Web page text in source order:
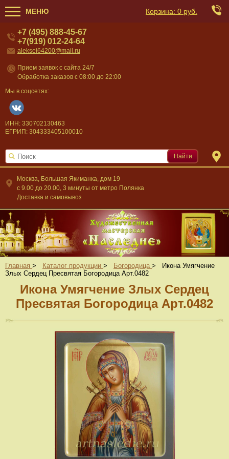
МЕНЮ Корзина: 0 руб.
Москва, Большая Якиманка, дом 19
c 9.00 до 20.00, 3 минуты от метро Полянка
Доставка и самовывоз
+7 (495) 888-45-67
+7(919) 012-24-64
aleksei64200@mail.ru
Прием заявок с сайта 24/7
Обработка заказов с 08:00 до 22:00
Мы в соцсетях:
ИНН: 330702130463
ЕГРИП: 304333405100010
Найти
Главная > Каталог продукции > Богородица >
Икона Умягчение
Злых Сердец Пресвятая Богородица Арт.0482
Икона Умягчение Злых Сердец
Пресвятая Богородица Арт.0482